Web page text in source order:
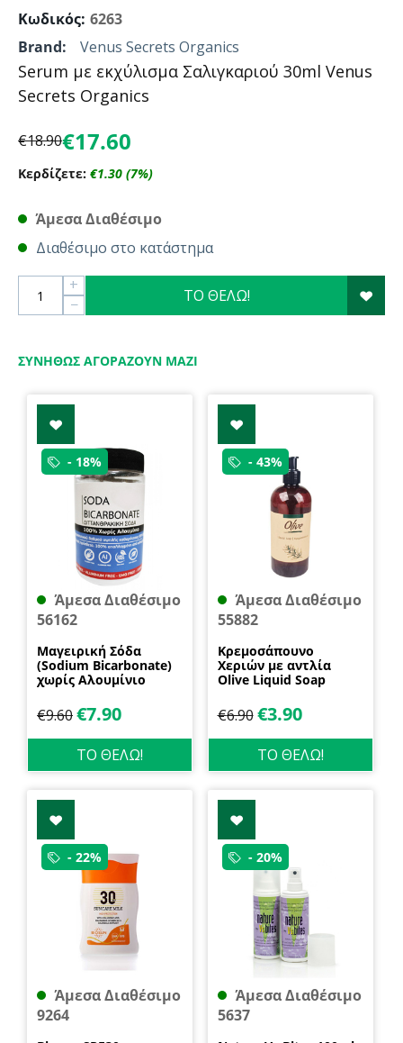
Serum με εκχύλισμα Σαλιγκαριού 30ml Venus
Secrets Organics
Brand: Venus Secrets Organics
€18.90€17.60
Κερδίζετε: €1.30 (7%)
Κωδικός: 6263
Άμεσα Διαθέσιμο
Διαθέσιμο στο κατάστημα
+
−
ΤΟ ΘΕΛΩ!
ΣΥΝΉΘΩΣ ΑΓΟΡΆΖΟΥΝ ΜΑΖΊ
- 18%
Άμεσα Διαθέσιμο
56162
Μαγειρική Σόδα
(Sodium Bicarbonate)
χωρίς Αλουμίνιο
€9.60€7.90
ΤΟ ΘΕΛΩ!
- 43%
Άμεσα Διαθέσιμο
55882
Κρεμοσάπουνο
Χεριών με αντλία
Olive Liquid Soap
€6.90 €3.90
ΤΟ ΘΕΛΩ!
- 22%
Άμεσα Διαθέσιμο
9264
- 20%
Άμεσα Διαθέσιμο
5637